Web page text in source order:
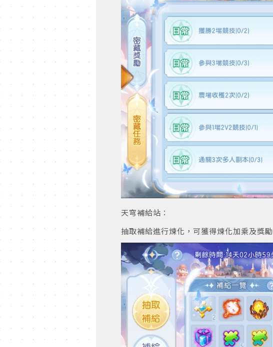
天穹補給站：
抽取補給進行煉化，可獲得煉化加乘及獎勵